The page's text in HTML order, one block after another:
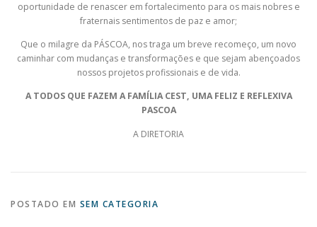
oportunidade de renascer em fortalecimento para os mais nobres e
fraternais sentimentos de paz e amor;
Que o milagre da PÁSCOA, nos traga um breve recomeço, um novo
caminhar com mudanças e transformações e que sejam abençoados
nossos projetos profissionais e de vida.
A TODOS QUE FAZEM A FAMÍLIA CEST, UMA FELIZ E REFLEXIVA
PASCOA
A DIRETORIA
POSTADO EM SEM CATEGORIA